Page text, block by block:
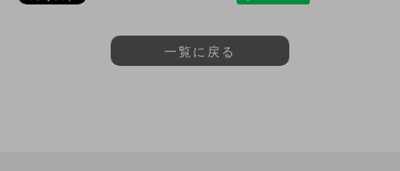
一覧に戻る